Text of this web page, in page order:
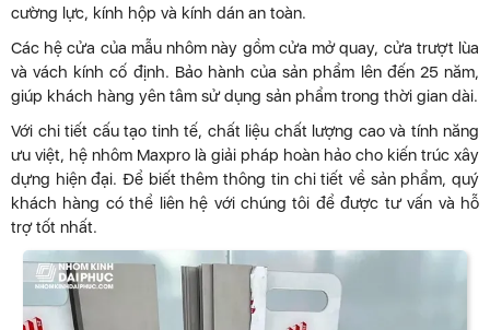
cường lực, kính hộp và kính dán an toàn.
Các hệ cửa của mẫu nhôm này gồm cửa mở quay, cửa trượt lùa
và vách kính cố định. Bảo hành của sản phẩm lên đến 25 năm,
giúp khách hàng yên tâm sử dụng sản phẩm trong thời gian dài.
Với chi tiết cấu tạo tinh tế, chất liệu chất lượng cao và tính năng
ưu việt, hệ nhôm Maxpro là giải pháp hoàn hảo cho kiến trúc xây
dựng hiện đại. Để biết thêm thông tin chi tiết về sản phẩm, quý
khách hàng có thể liên hệ với chúng tôi để được tư vấn và hỗ
trợ tốt nhất.